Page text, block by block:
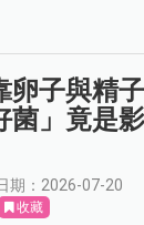
卵子與精
菌」竟是
期：2026-07-20
收藏